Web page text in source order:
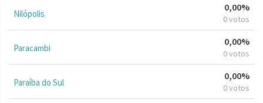
Nilópolis
0,00%
0 votos
Paracambi
0,00%
0 votos
Paraíba do Sul
0,00%
0 votos